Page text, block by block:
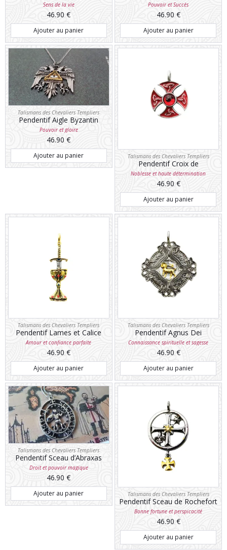
Sens de la vie
46.90€
Ajouter au panier
Pouvoir et Succès
46.90 €
Ajouter au panier
Talismans des Chevaliers Templiers
Pendentif Aigle Byzantin
Pouvoir et gloire
46.90€
Ajouter au panier Talismans des Chevaliers Templiers
Pendentif Croix de
Consécration
Noblesse et haute détermination
46.90 €
Ajouter au panier
Talismans des Chevaliers Templiers
Pendentif Lames et Calice
Amour et confiance parfaite
46.90€
Ajouter au panier
Talismans des Chevaliers Templiers
Pendentif Agnus Dei
Connaissance spirituelle et sagesse
46.90 €
Ajouter au panier
Talismans des Chevaliers Templiers
Pendentif Sceau d’Abraxas
Droit et pouvoir magique
46.90€
Ajouter au panier Talismans des Chevaliers Templiers
Pendentif Sceau de Rochefort
Bonne fortune et perspicacité
46.90 €
Ajouter au panier